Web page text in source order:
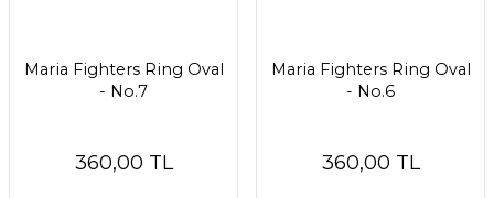
Maria Fighters Ring Oval
- No.7
360,00 TL
Maria Fighters Ring Oval
- No.6
360,00 TL